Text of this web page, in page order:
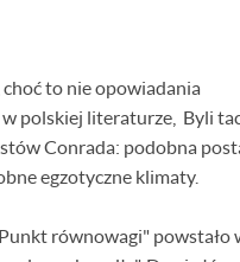
to nie opowiadania
w polskiej literaturze, Byli
Conrada: podobna
egzotyczne klimaty.
równowagi" powstało